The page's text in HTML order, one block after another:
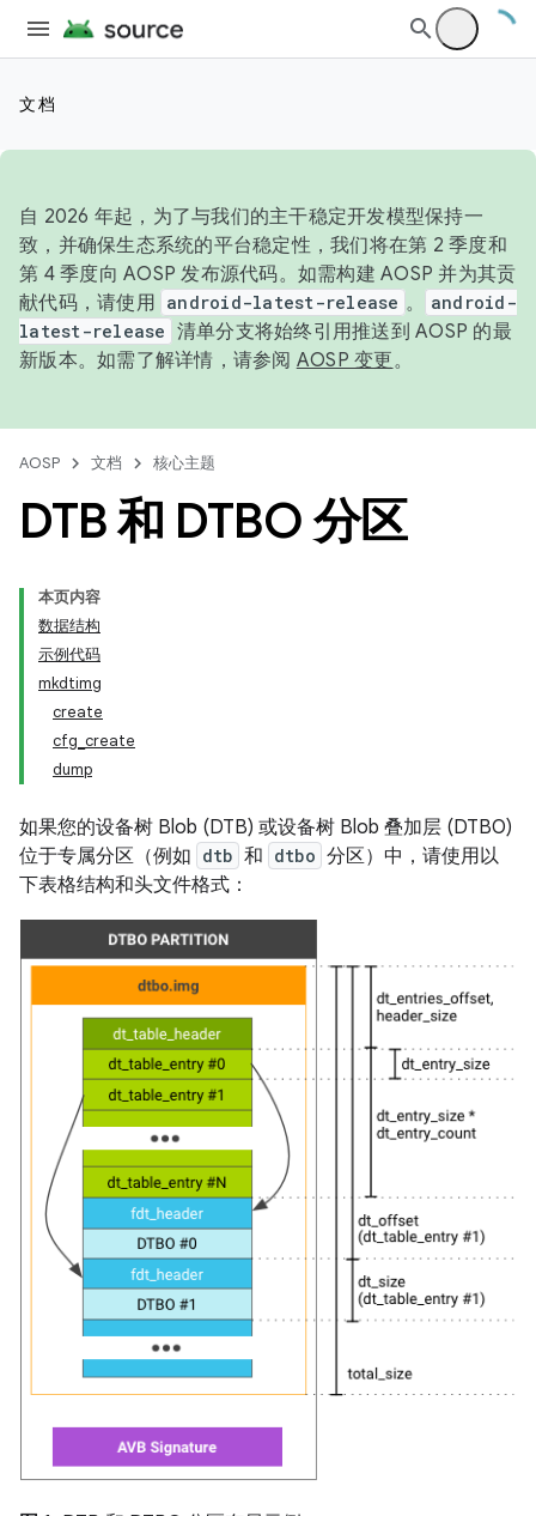
文档
自 2026 年起，为了与我们的主干稳定开发模型保持一
致，并确保生态系统的平台稳定性，我们将在第 2 季度和
第 4 季度向 AOSP 发布源代码。如需构建 AOSP 并为其贡
献代码，请使用 android-latest-release 。
android-
latest-release 清单分支将始终引用推送到 AOSP 的最
新版本。如需了解详情，请参阅 AOSP 变更。
AOSP 文档 核心主题
DTB 和 DTBO 分区
本页内容
数据结构
示例代码
mkdtimg
create
cfg_create
dump
如果您的设备树 Blob (DTB) 或设备树 Blob 叠加层 (DTBO)
位于专属分区（例如 dtb 和 dtbo 分区）中，请使用以
下表格结构和头文件格式：